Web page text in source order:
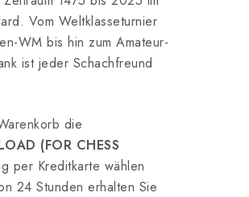
Vom Weltklasseturnier
WM bis hin zum Amateur-
ist jeder Schachfreund
die
(FOR CHESS
per Kreditkarte wählen
24 Stunden erhalten Sie